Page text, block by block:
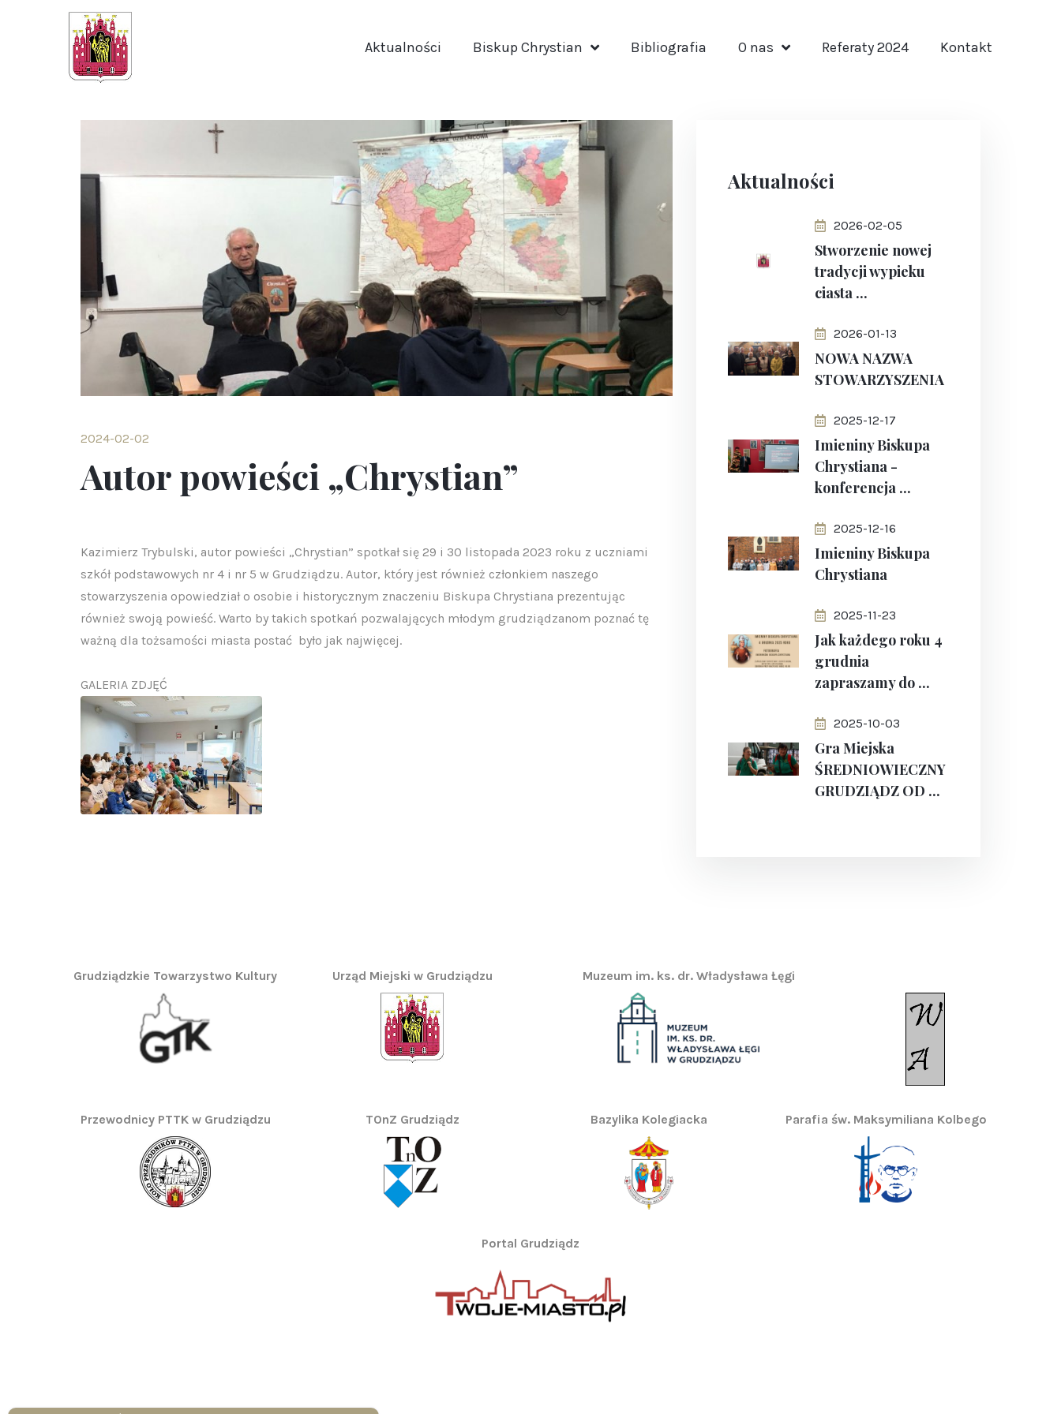
Aktualności Biskup Chrystian Bibliografia O nas Referaty 2024 Kontakt
2024-02-02
Autor powieści „Chrystian”
Kazimierz Trybulski, autor powieści „Chrystian” spotkał się 29 i 30 listopada 2023 roku z uczniami
szkół podstawowych nr 4 i nr 5 w Grudziądzu. Autor, który jest również członkiem naszego
stowarzyszenia opowiedział o osobie i historycznym znaczeniu Biskupa Chrystiana prezentując
również swoją powieść. Warto by takich spotkań pozwalających młodym grudziądzanom poznać tę
ważną dla tożsamości miasta postać było jak najwięcej.
GALERIA ZDJĘĆ
Aktualności
2026-02-05
Stworzenie nowej
tradycji wypieku
ciasta ...
2026-01-13
NOWA NAZWA
STOWARZYSZENIA
2025-12-17
Imieniny Biskupa
Chrystiana -
konferencja ...
2025-12-16
Imieniny Biskupa
Chrystiana
2025-11-23
Jak każdego roku 4
grudnia
zapraszamy do ...
2025-10-03
Gra Miejska
ŚREDNIOWIECZNY
GRUDZIĄDZ OD ...
Grudziądzkie Towarzystwo Kultury Urząd Miejski w Grudziądzu Muzeum im. ks. dr. Władysława Łęgi
Przewodnicy PTTK w Grudziądzu TOnZ Grudziądz Bazylika Kolegiacka Parafia św. Maksymiliana Kolbego
Portal Grudziądz